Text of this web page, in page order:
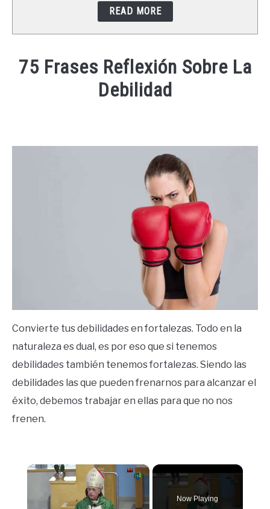
READ MORE
75 Frases Reflexión Sobre La
Debilidad
Convierte tus debilidades en fortalezas. Todo en la
naturaleza es dual, es por eso que si tenemos
debilidades también tenemos fortalezas. Siendo las
debilidades las que pueden frenarnos para alcanzar el
éxito, debemos trabajar en ellas para que no nos
frenen.
×
Now Playing